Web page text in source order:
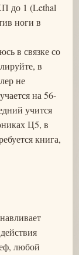
до 1 (Lethal
ноги в
в связке со
в
не
на 56-
учится
Ц5, в
книга,
любой